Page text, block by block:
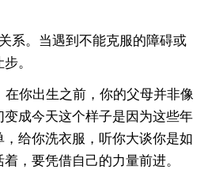
系。当遇到不能克服的障碍或
。
在你出生之前，你的父母并非像
成今天这个样子是因为这些年
给你洗衣服，听你大谈你是如
，要凭借自己的力量前进。